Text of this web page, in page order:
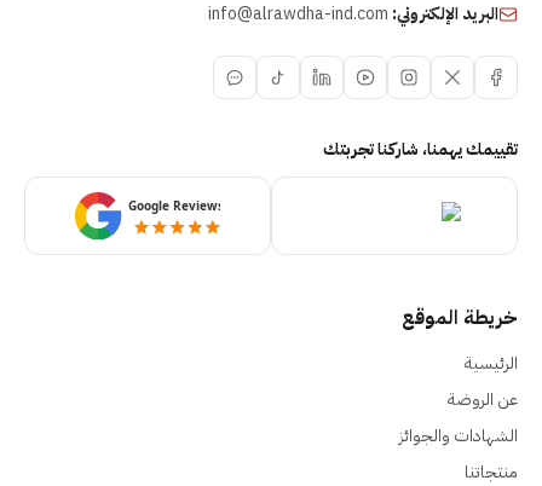
البريد الإلكتروني: info@alrawdha-ind.com
تقييمك يهمنا، شاركنا تجربتك
خريطة الموقع
الرئيسية
عن الروضة
الشهادات والجوائز
منتجاتنا